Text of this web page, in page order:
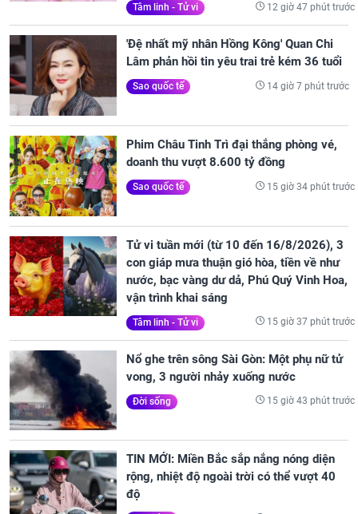
Tâm linh - Tử vi 12 giờ 47 phút trước
'Đệ nhất mỹ nhân Hồng Kông' Quan Chi
Lâm phản hồi tin yêu trai trẻ kém 36 tuổi
Sao quốc tế 14 giờ 7 phút trước
Phim Châu Tinh Trì đại thắng phòng vé,
doanh thu vượt 8.600 tỷ đồng
Sao quốc tế 15 giờ 34 phút trước
Tử vi tuần mới (từ 10 đến 16/8/2026), 3
con giáp mưa thuận gió hòa, tiền về như
nước, bạc vàng dư dả, Phú Quý Vinh Hoa,
vận trình khai sáng
Tâm linh - Tử vi 15 giờ 37 phút trước
Nổ ghe trên sông Sài Gòn: Một phụ nữ tử
vong, 3 người nhảy xuống nước
Đời sống 15 giờ 43 phút trước
TIN MỚI: Miền Bắc sắp nắng nóng diện
rộng, nhiệt độ ngoài trời có thể vượt 40
độ